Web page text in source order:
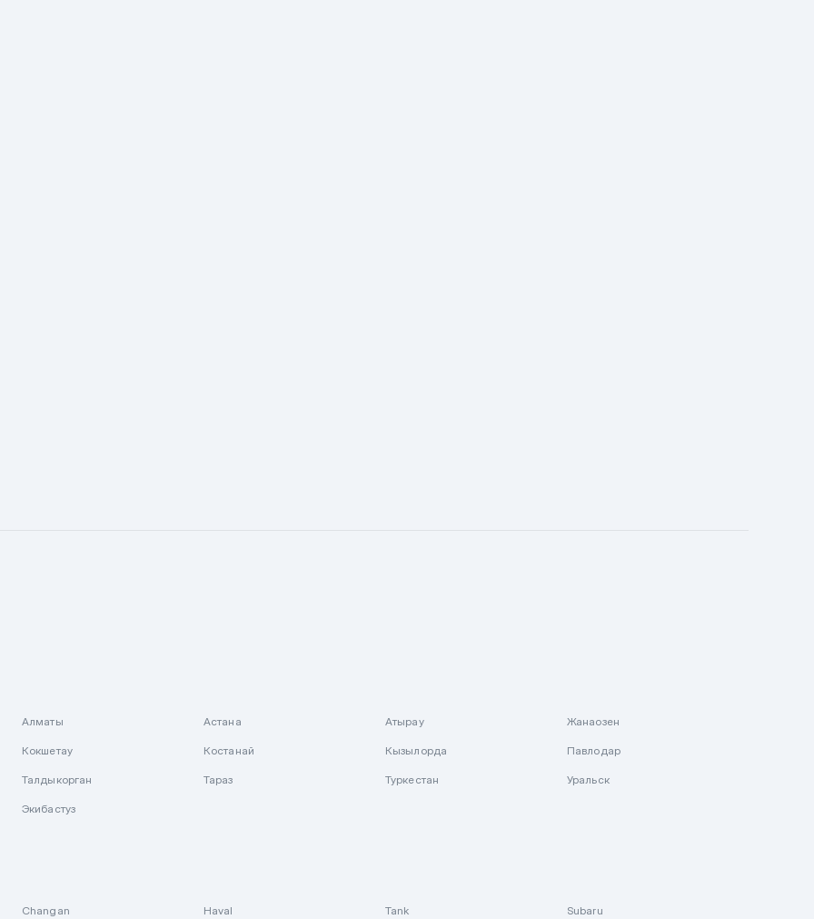
Алматы Астана Атырау Жанаозен
Кокшетау Костанай Кызылорда Павлодар
Талдыкорган Тараз Туркестан Уральск
Экибастуз
Changan Haval Tank Subaru